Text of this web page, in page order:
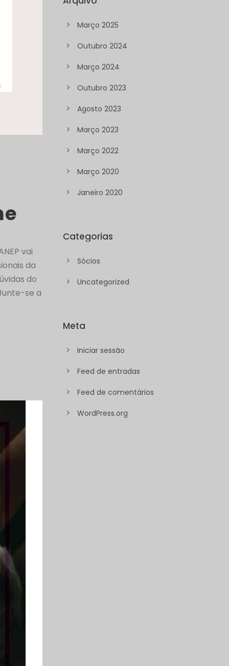
vai
da
do
se a
Março 2025
Outubro 2024
Março 2024
Outubro 2023
Agosto 2023
Março 2023
Março 2022
Março 2020
Janeiro 2020
Categorias
Sócios
Uncategorized
Meta
Iniciar sessão
Feed de entradas
Feed de comentários
WordPress.org